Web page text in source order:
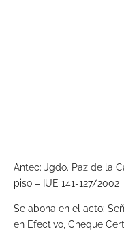
Antec: Jgdo. Paz de la
piso – IUE 141-127/2002
Se abona en el acto:
en Efectivo, Cheque